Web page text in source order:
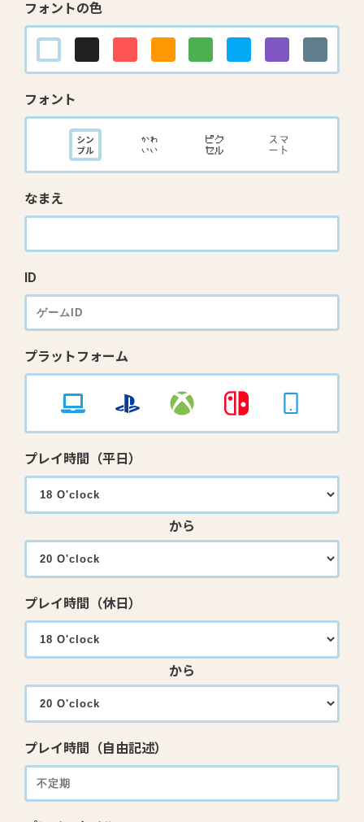
フォントの色
フォント
なまえ
ID
プラットフォーム
プレイ時間（平日）
から
プレイ時間（休日）
から
プレイ時間（自由記述）